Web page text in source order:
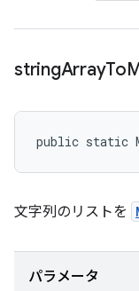
stringArrayTo
public static
文字列のリストを
パラメータ